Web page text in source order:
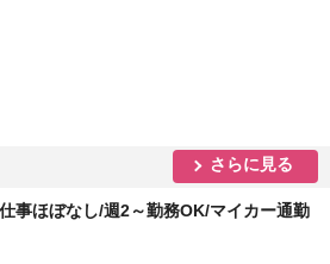
さらに見る
事ほぼなし/週2～勤務OK/マイカー通勤